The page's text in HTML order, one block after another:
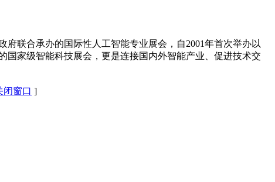
联合承办的国际性人工智能专业展会，自2001年首次举办以
家级智能科技展会，更是连接国内外智能产业、促进技术交
闭窗口 ]